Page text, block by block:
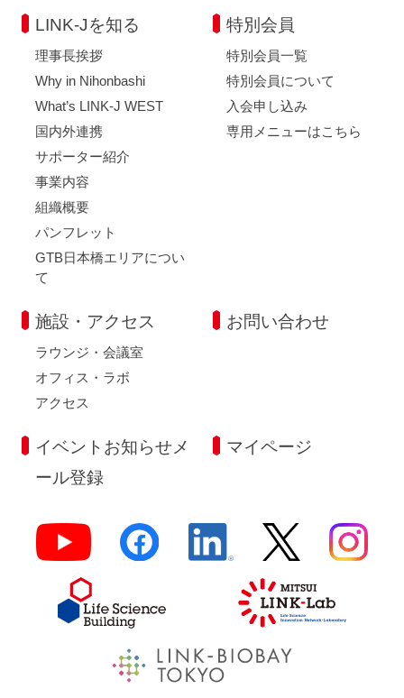
LINK-Jを知る
理事長挨拶
Why in Nihonbashi
What’s LINK-J WEST
国内外連携
サポーター紹介
事業内容
組織概要
パンフレット
GTB日本橋エリアについ
て
特別会員
特別会員一覧
特別会員について
入会申し込み
専用メニューはこちら
施設・アクセス
ラウンジ・会議室
オフィス・ラボ
アクセス
お問い合わせ
イベントお知らせメ
ール登録
マイページ